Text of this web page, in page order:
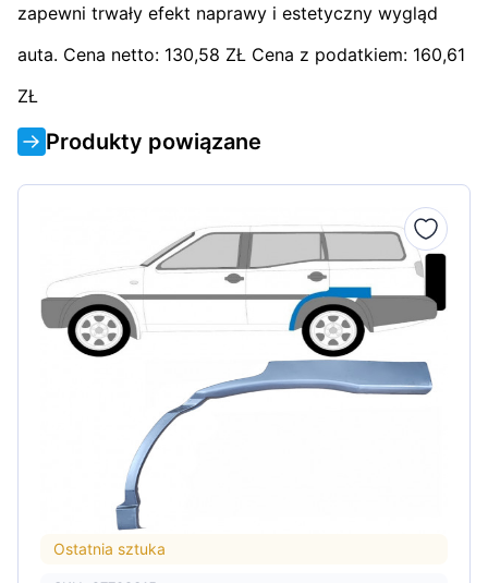
zapewni trwały efekt naprawy i estetyczny wygląd
auta. Cena netto: 130,58 ZŁ Cena z podatkiem: 160,61
ZŁ
Produkty powiązane
Ostatnia sztuka